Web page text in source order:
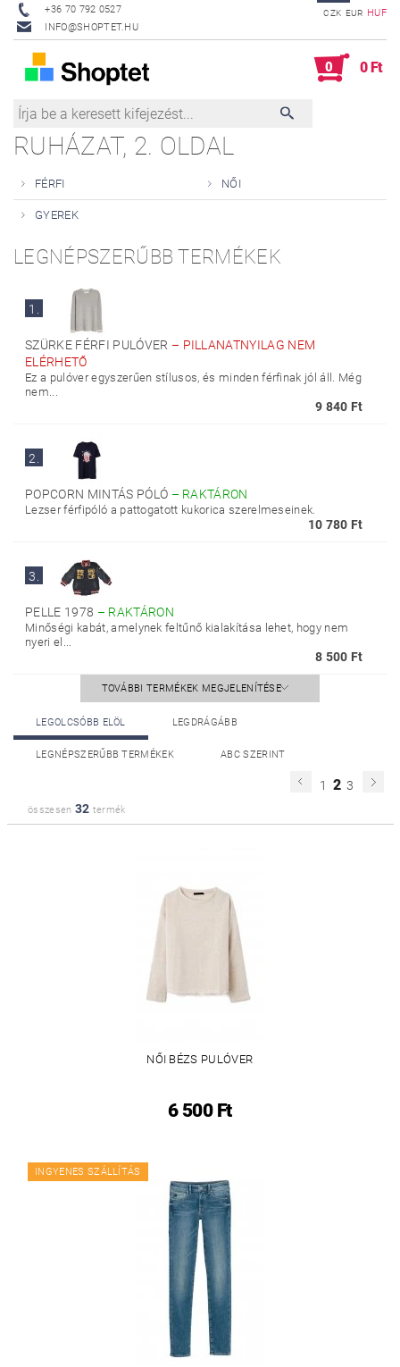
+36 70 792 0527
INFO@SHOPTET.HU
CZK EUR HUF
0 0 Ft
RUHÁZAT, 2. OLDAL
FÉRFI NŐI
GYEREK
LEGNÉPSZERŰBB TERMÉKEK
1.
SZÜRKE FÉRFI PULÓVER – PILLANATNYILAG NEM
ELÉRHETŐ
Ez a pulóver egyszerűen stílusos, és minden férfinak jól áll. Még
nem...
9 840 Ft
2.
POPCORN MINTÁS PÓLÓ – RAKTÁRON
Lezser férfipóló a pattogatott kukorica szerelmeseinek.
10 780 Ft
3.
PELLE 1978 – RAKTÁRON
Minőségi kabát, amelynek feltűnő kialakítása lehet, hogy nem
nyeri el...
8 500 Ft
TOVÁBBI TERMÉKEK MEGJELENÍTÉSE
LEGOLCSÓBB ELÖL LEGDRÁGÁBB
LEGNÉPSZERŰBB TERMÉKEK ABC SZERINT
1 2 3
összesen 32 termék
NŐI BÉZS PULÓVER
6 500 Ft
INGYENES SZÁLLÍTÁS